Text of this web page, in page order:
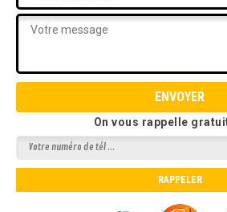
On vous rappelle